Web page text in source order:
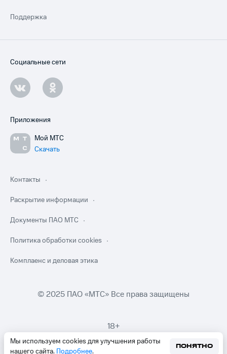
Мы используем cookies для улучшения работы
нашего сайта. Подробнее.
ПОНЯТНО
Поддержка
Социальные сети
Приложения
Мой МТС
Скачать
Контакты
Раскрытие информации
Документы ПАО МТС
Политика обработки cookies
Комплаенс и деловая этика
© 2025 ПАО «МТС» Все права защищены
18+